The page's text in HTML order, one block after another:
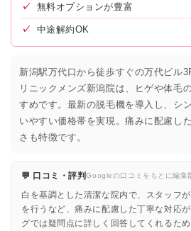
✓ 無料オプションが豊富
✓ 中途解約OK
新潟駅万代口から徒歩すぐの万代ビル
リニックメンズ新潟院は、ヒゲや体毛
すめです。最新の脱毛機を導入し、シ
いやすい価格帯を実現。痛みに配慮し
さも特徴です。
💬 口コミ・評判Googleの口コミをもとに編集
白を基調とした清潔な院内で、スタッフ
を行うなど、痛みに配慮した丁寧な対応
グでは疑問点に詳しく回答してくれるた